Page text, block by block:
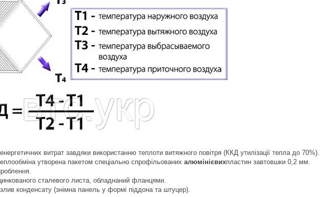
енергетичних витрат завдяки використанню теплоти витяжного повітря (ККД утилізації тепла до 70%).
утворена пакетом спеціально спрофільованих алюмінієвихпластин завтовшки 0,2 мм.
сталевого листа, обладнаний фланцями.
конденсату (знімна панель у формі піддона та штуцер).